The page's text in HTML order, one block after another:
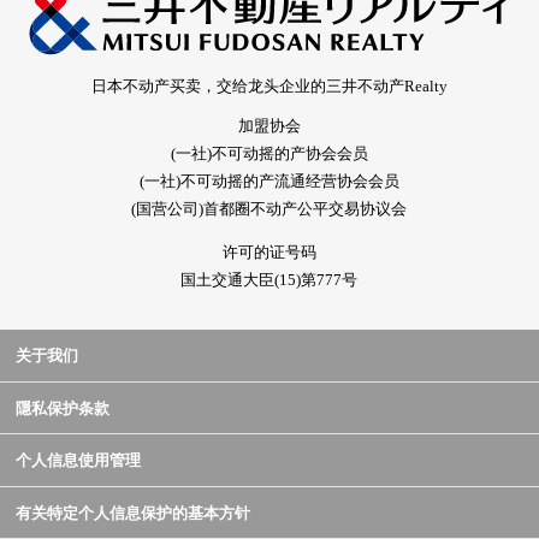
日本不动产买卖，交给龙头企业的三井不动产Realty
加盟协会
(一社)不可动摇的产协会会员
(一社)不可动摇的产流通经营协会会员
(国营公司)首都圈不动产公平交易协议会
许可的证号码
国土交通大臣(15)第777号
关于我们
隱私保护条款
个人信息使用管理
有关特定个人信息保护的基本方针